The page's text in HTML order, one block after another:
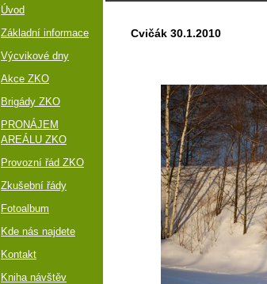
Cvičák 30.1.2010
Úvod
Základní informace
Výcvikové dny
Akce ZKO
Brigády ZKO
PRONÁJEM
AREÁLU ZKO
Provozní řád ZKO
Zkušební řády
Fotoalbum
Kde nás najdete
Kontakt
Kniha návštěv